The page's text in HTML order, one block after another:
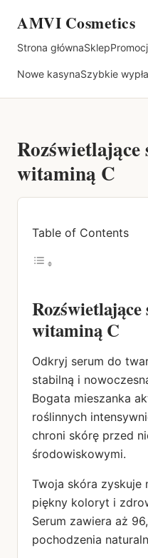
AMVI Cosmetics
Strona głównaSklep
Nowe kasynaSzybkie
witaminą C
Table of Contents
witaminą C
Odkryj serum do
stabilną i
Bogata mieszanka
roślinnych
chroni skórę przed
środowiskowymi.
Twoja skóra zyskuje
piękny koloryt i
Serum zawiera aż
pochodzenia